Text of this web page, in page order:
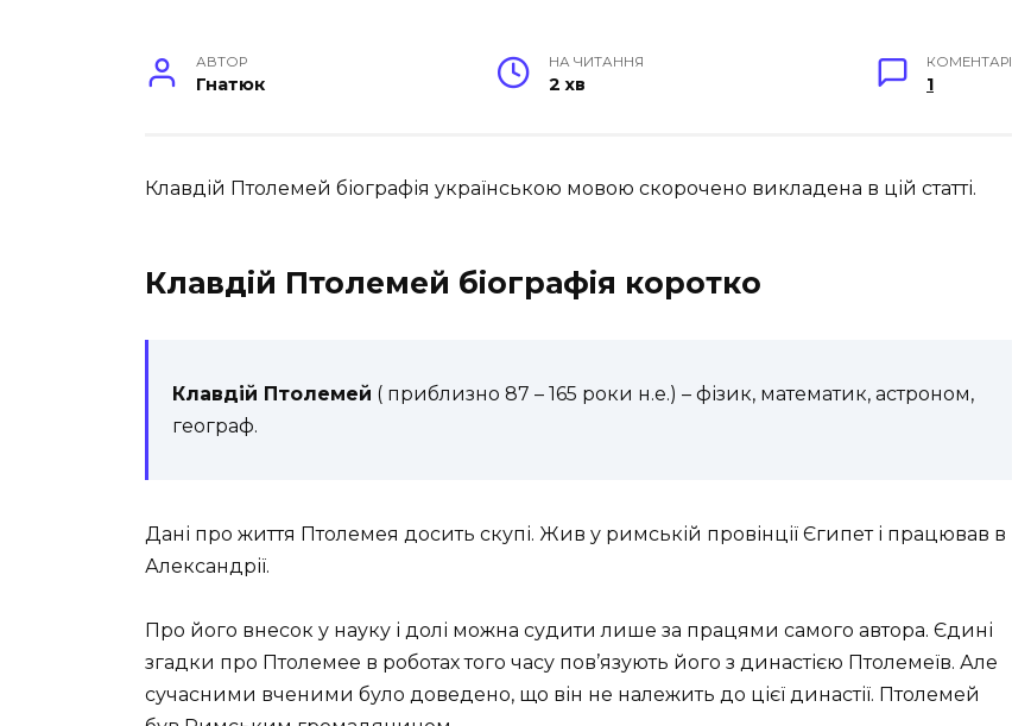
АВТОР
Гнатюк
НА ЧИТАННЯ
2 хв
КОМЕНТАРІ
1
Клавдій Птолемей біографія українською мовою скорочено викладена в цій статті.
Клавдій Птолемей біографія коротко
Клавдій Птолемей ( приблизно 87 – 165 роки н.е.) – фізик, математик, астроном,
географ.
Дані про життя Птолемея досить скупі. Жив у римській провінції Єгипет і працював в
Александрії.
Про його внесок у науку і долі можна судити лише за працями самого автора. Єдині
згадки про Птолемее в роботах того часу пов’язують його з династією Птолемеїв. Але
сучасними вченими було доведено, що він не належить до цієї династії. Птолемей